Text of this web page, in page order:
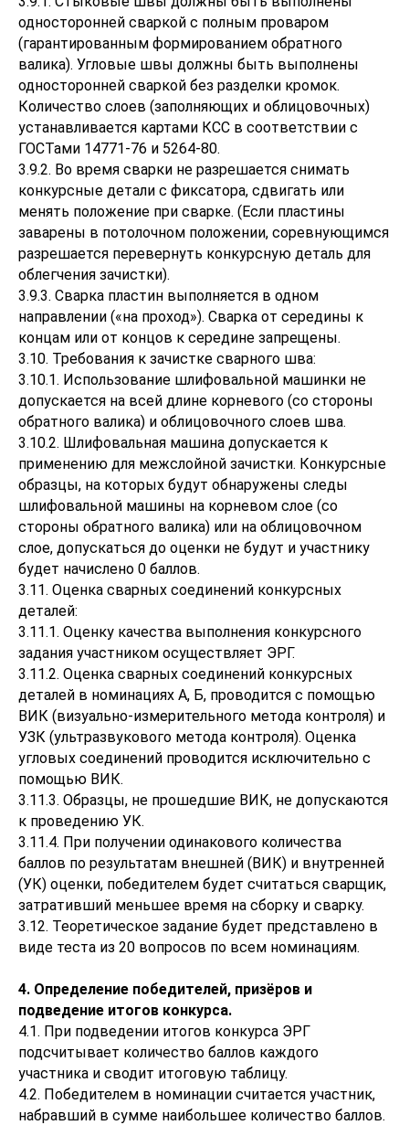
односторонней сваркой с полным проваром
(гарантированным формированием обратного
валика). Угловые швы должны быть выполнены
односторонней сваркой без разделки кромок.
Количество слоев (заполняющих и облицовочных)
устанавливается картами КСС в соответствии с
ГОСТами 14771-76 и 5264-80.
3.9.2. Во время сварки не разрешается снимать
конкурсные детали с фиксатора, сдвигать или
менять положение при сварке. (Если пластины
заварены в потолочном положении, соревнующимся
разрешается перевернуть конкурсную деталь для
облегчения зачистки).
3.9.3. Сварка пластин выполняется в одном
направлении («на проход»). Сварка от середины к
концам или от концов к середине запрещены.
3.10. Требования к зачистке сварного шва:
3.10.1. Использование шлифовальной машинки не
допускается на всей длине корневого (со стороны
обратного валика) и облицовочного слоев шва.
3.10.2. Шлифовальная машина допускается к
применению для межслойной зачистки. Конкурсные
образцы, на которых будут обнаружены следы
шлифовальной машины на корневом слое (со
стороны обратного валика) или на облицовочном
слое, допускаться до оценки не будут и участнику
будет начислено 0 баллов.
3.11. Оценка сварных соединений конкурсных
деталей:
3.11.1. Оценку качества выполнения конкурсного
задания участником осуществляет ЭРГ.
3.11.2. Оценка сварных соединений конкурсных
деталей в номинациях А, Б, проводится с помощью
ВИК (визуально-измерительного метода контроля) и
УЗК (ультразвукового метода контроля). Оценка
угловых соединений проводится исключительно с
помощью ВИК.
3.11.3. Образцы, не прошедшие ВИК, не допускаются
к проведению УК.
3.11.4. При получении одинакового количества
баллов по результатам внешней (ВИК) и внутренней
(УК) оценки, победителем будет считаться сварщик,
затративший меньшее время на сборку и сварку.
3.12. Теоретическое задание будет представлено в
виде теста из 20 вопросов по всем номинациям.
4. Определение победителей, призёров и
подведение итогов конкурса.
4.1. При подведении итогов конкурса ЭРГ
подсчитывает количество баллов каждого
участника и сводит итоговую таблицу.
4.2. Победителем в номинации считается участник,
набравший в сумме наибольшее количество баллов.